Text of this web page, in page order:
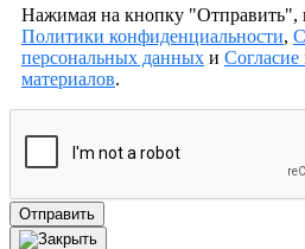
Нажимая на кнопку "Отправить",
Политики конфиденциальности,
персональных данных и
материалов.
Отправить